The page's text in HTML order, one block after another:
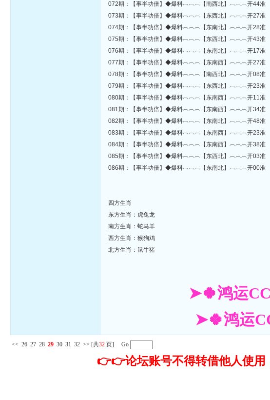
072期：【事半功倍】◆爆料︹︹︹【南西北】︹︹︹开44准
073期：【事半功倍】◆爆料︹︹︹【东西北】︹︹︹开27准
074期：【事半功倍】◆爆料︹︹︹【东南北】︹︹︹开28准
075期：【事半功倍】◆爆料︹︹︹【东西北】︹︹︹开43准
076期：【事半功倍】◆爆料︹︹︹【东南北】︹︹︹开17准
077期：【事半功倍】◆爆料︹︹︹【东南西】︹︹︹开27准
078期：【事半功倍】◆爆料︹︹︹【南西北】︹︹︹开08准
079期：【事半功倍】◆爆料︹︹︹【东西北】︹︹︹开23准
080期：【事半功倍】◆爆料︹︹︹【东南西】︹︹︹开11准
081期：【事半功倍】◆爆料︹︹︹【东南西】︹︹︹开34准
082期：【事半功倍】◆爆料︹︹︹【东南北】︹︹︹开48准
083期：【事半功倍】◆爆料︹︹︹【东南西】︹︹︹开23准
084期：【事半功倍】◆爆料︹︹︹【东南西】︹︹︹开38准
085期：【事半功倍】◆爆料︹︹︹【东西北】︹︹︹开03准
086期：【事半功倍】◆爆料︹︹︹【东南北】︹︹︹开00准
四方生肖
东方生肖：虎兔龙
南方生肖：蛇马羊
西方生肖：猴狗鸡
北方生肖：鼠牛猪
➤🍀鸿运
➤🍀鸿运
<< 26 27 28 29 30 31 32 >> [共32 页] Go
👉👉论坛账号不得转借他人使用